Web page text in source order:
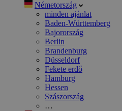
Németország
minden ajánlat
Baden-Württemberg
Bajorország
Berlin
Brandenburg
Düsseldorf
Fekete erdő
Hamburg
Hessen
Szászország
…